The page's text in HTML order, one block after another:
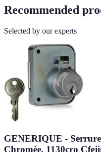
Recommended
Selected by our experts
GENERIQUE -
Chromée. 1130cro